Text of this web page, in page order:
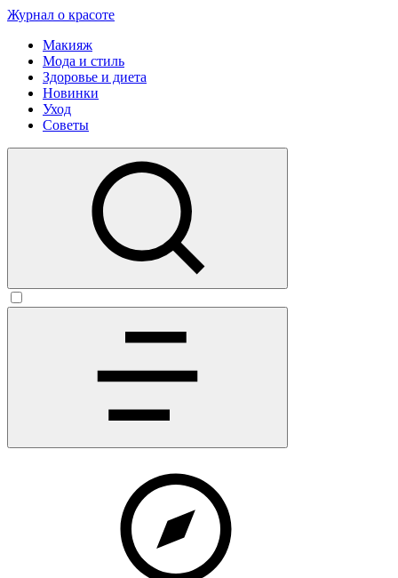
Журнал о красоте
Макияж
Мода и стиль
Здоровье и диета
Новинки
Уход
Советы